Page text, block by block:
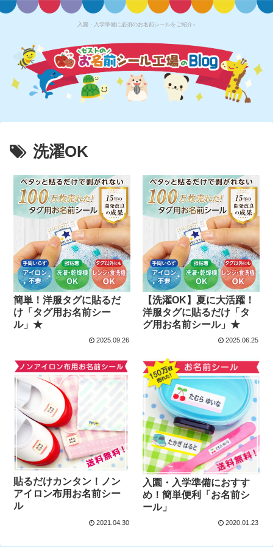
入園・入学準備に必須のお名前シールをご紹介♪
洗濯OK
簡単！洋服タグに貼るだ
け「タグ用お名前シー
ル」★
2025.09.26
【洗濯OK】夏に大活躍！
洋服タグに貼るだけ「タ
グ用お名前シール」★
2025.06.25
貼るだけカンタン！ノン
アイロン布用お名前シー
ル
2021.04.30
入園・入学準備におすす
め！簡単便利「お名前シ
ール」
2020.01.23